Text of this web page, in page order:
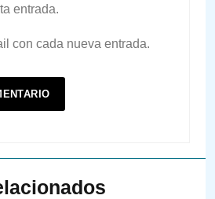
entrada.
con cada nueva entrada.